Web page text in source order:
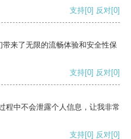
支持[0] 反对[0]
来了无限的流畅体验和安全性保
支持[0] 反对[0]
程中不会泄露个人信息，让我非常
支持[0] 反对[0]